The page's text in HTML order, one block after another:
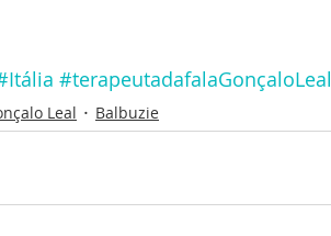
#terapeutadafalaGonçaloLeal
Leal Balbuzie